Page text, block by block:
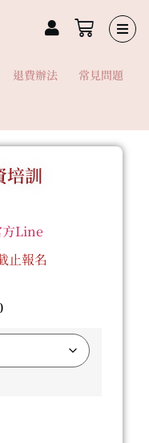
退費辦法 常見問題
培訓
方Line
止報名